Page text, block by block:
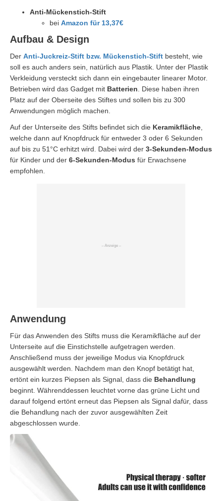
Anti-Mückenstich-Stift
bei Amazon für 13,37€
Aufbau & Design
Der Anti-Juckreiz-Stift bzw. Mückenstich-Stift besteht, wie
soll es auch anders sein, natürlich aus Plastik. Unter der Plastik
Verkleidung versteckt sich dann ein eingebauter linearer Motor.
Betrieben wird das Gadget mit Batterien . Diese haben ihren
Platz auf der Oberseite des Stiftes und sollen bis zu 300
Anwendungen möglich machen.
Auf der Unterseite des Stifts befindet sich die Keramikfläche
welche dann auf Knopfdruck für entweder 3 oder 6 Sekunden
auf bis zu 51°C erhitzt wird. Dabei wird der 3-Sekunden-Modus
für Kinder und der 6-Sekunden-Modus für Erwachsene
empfohlen.
Anwendung
Für das Anwenden des Stifts muss die Keramikfläche auf der
Unterseite auf die Einstichstelle aufgetragen werden.
Anschließend muss der jeweilige Modus via Knopfdruck
ausgewählt werden. Nachdem man den Knopf betätigt hat,
ertönt ein kurzes Piepsen als Signal, dass die Behandlung
beginnt. Währenddessen leuchtet vorne das grüne Licht und
darauf folgend ertönt erneut das Piepsen als Signal dafür, dass
die Behandlung nach der zuvor ausgewählten Zeit
abgeschlossen wurde.